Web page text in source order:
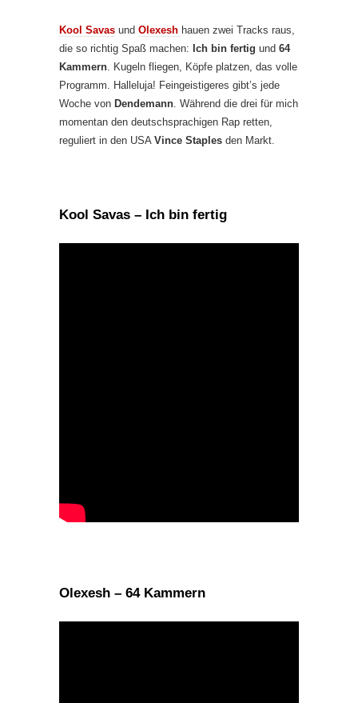
Kool Savas und Olexesh hauen zwei Tracks raus,
die so richtig Spaß machen: Ich bin fertig und 64
Kammern . Kugeln fliegen, Köpfe platzen, das volle
Programm. Halleluja! Feingeistigeres gibt’s jede
Woche von Dendemann . Während die drei für mich
momentan den deutschsprachigen Rap retten,
reguliert in den USA Vince Staples den Markt.
Kool Savas – Ich bin fertig
Olexesh – 64 Kammern